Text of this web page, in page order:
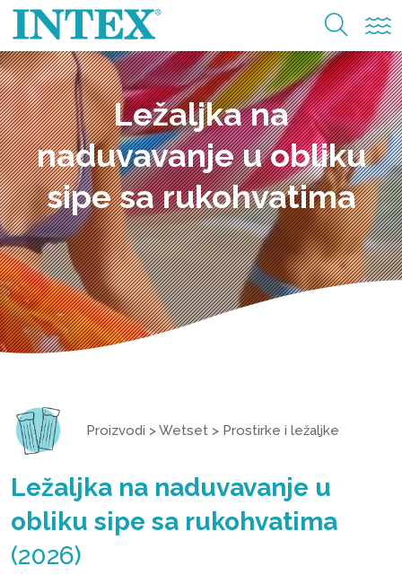
Ležaljka na
naduvavanje u obliku
sipe sa rukohvatima
Proizvodi >Wetset > Prostirke i ležaljke
Ležaljka na naduvavanje u
obliku sipe sa rukohvatima
(2026)